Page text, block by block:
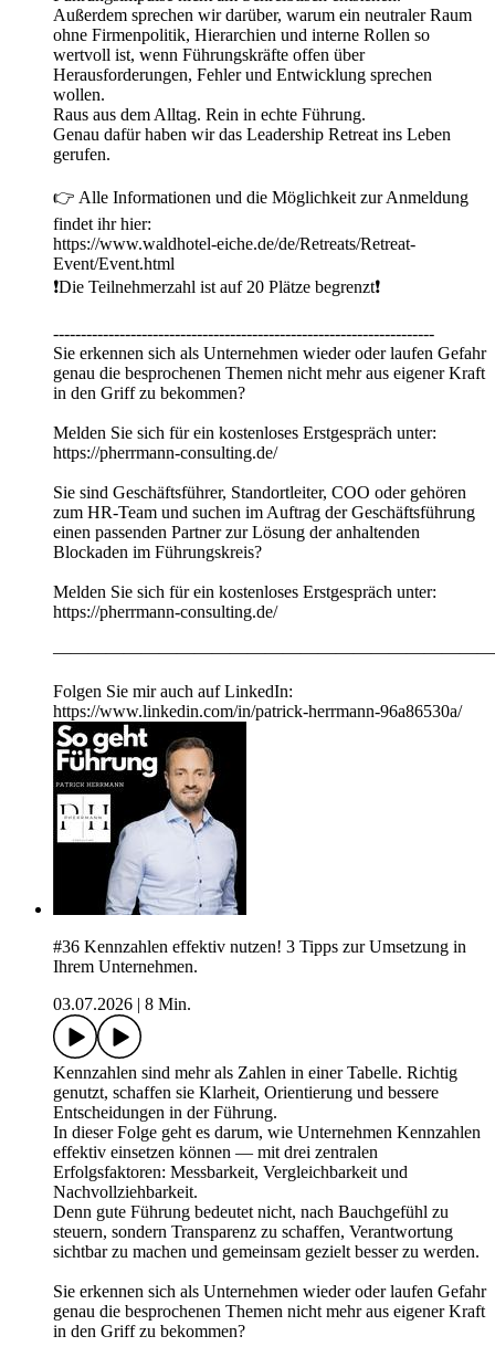
Außerdem sprechen wir darüber, warum ein neutraler Raum
ohne Firmenpolitik, Hierarchien und interne Rollen so
wertvoll ist, wenn Führungskräfte offen über
Herausforderungen, Fehler und Entwicklung sprechen
wollen.
Raus aus dem Alltag. Rein in echte Führung.
Genau dafür haben wir das Leadership Retreat ins Leben
gerufen.
👉 Alle Informationen und die Möglichkeit zur Anmeldung
findet ihr hier:
https://www.waldhotel-eiche.de/de/Retreats/Retreat-
Event/Event.html
❗️Die Teilnehmerzahl ist auf 20 Plätze begrenzt❗️
---------------------------------------------------------------------
Sie erkennen sich als Unternehmen wieder oder laufen Gefahr
genau die besprochenen Themen nicht mehr aus eigener Kraft
in den Griff zu bekommen?
Melden Sie sich für ein kostenloses Erstgespräch unter:
https://pherrmann-consulting.de/
Sie sind Geschäftsführer, Standortleiter, COO oder gehören
zum HR-Team und suchen im Auftrag der Geschäftsführung
einen passenden Partner zur Lösung der anhaltenden
Blockaden im Führungskreis?
Melden Sie sich für ein kostenloses Erstgespräch unter:
https://pherrmann-consulting.de/
Folgen Sie mir auch auf LinkedIn:
https://www.linkedin.com/in/patrick-herrmann-96a86530a/
#36 Kennzahlen effektiv nutzen! 3 Tipps zur Umsetzung in
Ihrem Unternehmen.
03.07.2026
8 Min.
Kennzahlen sind mehr als Zahlen in einer Tabelle. Richtig
genutzt, schaffen sie Klarheit, Orientierung und bessere
Entscheidungen in der Führung.
In dieser Folge geht es darum, wie Unternehmen Kennzahlen
effektiv einsetzen können — mit drei zentralen
Erfolgsfaktoren: Messbarkeit, Vergleichbarkeit und
Nachvollziehbarkeit.
Denn gute Führung bedeutet nicht, nach Bauchgefühl zu
steuern, sondern Transparenz zu schaffen, Verantwortung
sichtbar zu machen und gemeinsam gezielt besser zu werden.
Sie erkennen sich als Unternehmen wieder oder laufen Gefahr
genau die besprochenen Themen nicht mehr aus eigener Kraft
in den Griff zu bekommen?